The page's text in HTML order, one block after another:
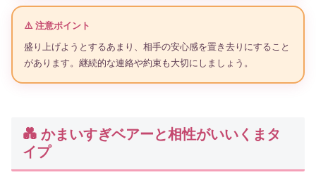
⚠️ 注意ポイント
盛り上げようとするあまり、相手の安心感を置き去りにすること
があります。継続的な連絡や約束も大切にしましょう。
💑 かまいすぎベアーと相性がいいくまタ
イプ